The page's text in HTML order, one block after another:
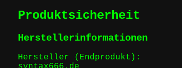
Produktsicherheit
Herstellerinformationen
Hersteller (Endprodukt):